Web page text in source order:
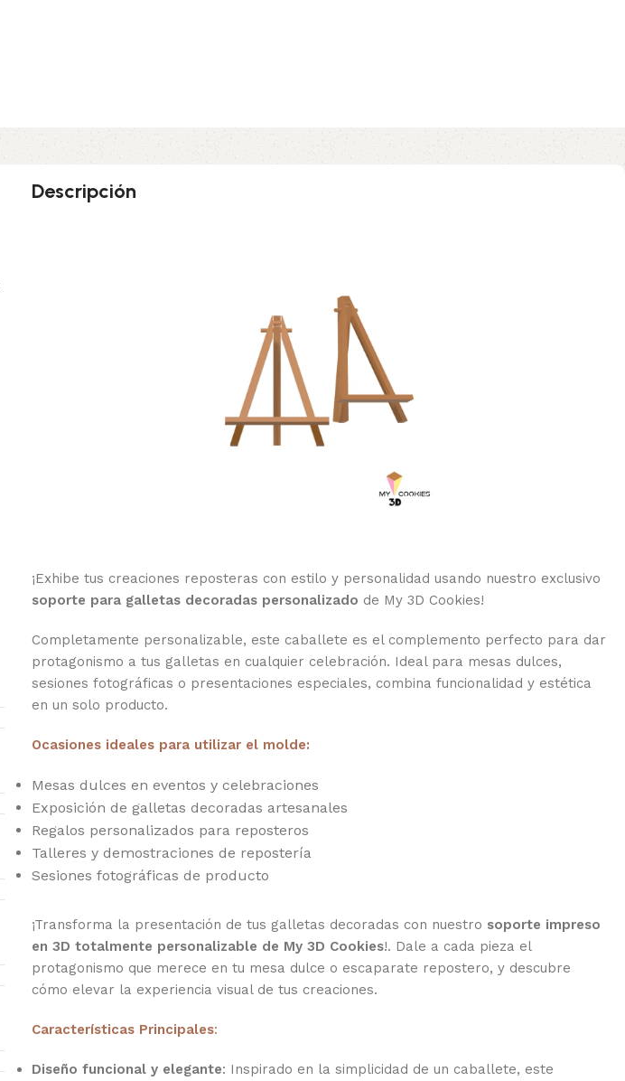
Descripción
¡Exhibe tus creaciones reposteras con estilo y personalidad usando nuestro exclusivo
soporte para galletas decoradas personalizado de My 3D Cookies!
Completamente personalizable, este caballete es el complemento perfecto para dar
protagonismo a tus galletas en cualquier celebración. Ideal para mesas dulces,
sesiones fotográficas o presentaciones especiales, combina funcionalidad y estética
en un solo producto.
Ocasiones ideales para utilizar el molde:
Mesas dulces en eventos y celebraciones
Exposición de galletas decoradas artesanales
Regalos personalizados para reposteros
Talleres y demostraciones de repostería
Sesiones fotográficas de producto
¡Transforma la presentación de tus galletas decoradas con nuestro soporte impreso
en 3D totalmente personalizable de My 3D Cookies!. Dale a cada pieza el
protagonismo que merece en tu mesa dulce o escaparate repostero, y descubre
cómo elevar la experiencia visual de tus creaciones.
Características Principales:
Diseño funcional y elegante: Inspirado en la simplicidad de un caballete, este